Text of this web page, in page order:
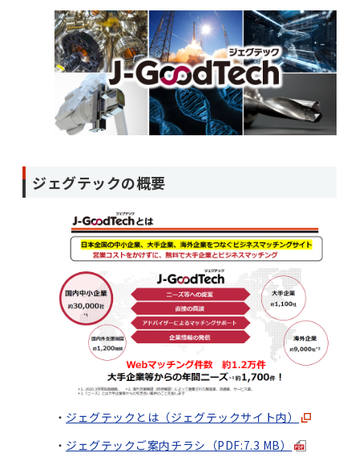
ジェグテックの概要
ジェグテックとは（ジェグテックサイト内）
ジェグテックご案内チラシ（PDF:7.3 MB）